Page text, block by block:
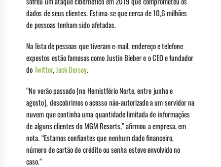
dados de seus clientes. Estima-se que cerca de 10,6 milhões
de pessoas tenham sido afetadas.
Na lista de pessoas que tiveram e-mail, endereço e telefone
expostos estão famosos como Justin Bieber e o CEO e fundador
doTwitter,Jack Dorsey.
“No verão passado [no Hemistfério Norte, entre junho e
agosto], descobrimos o acesso não-autorizado a um servidor na
nuvem que continha uma quantidade limitada de informações
de alguns clientes do MGM Resorts,” afirmou a empresa, em
nota. “Estamos confiantes que nenhum dado financeiro,
número de cartão de crédito ou senha esteve envolvido no
caso.”